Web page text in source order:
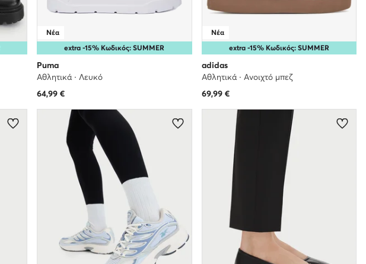
extra -15% Κωδικός: SUMMER
Νέα
Puma
Αθλητικά · Λευκό
64,99 €
extra -15% Κωδικός: SUMMER
Νέα
adidas
Αθλητικά · Ανοιχτό μπεζ
69,99€